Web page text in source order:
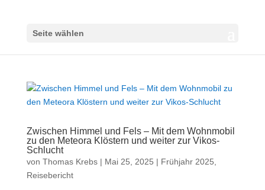
Seite wählen
Zwischen Himmel und Fels – Mit dem Wohnmobil
zu den Meteora Klöstern und weiter zur Vikos-
Schlucht
von Thomas Krebs| Mai 25, 2025 | Frühjahr 2025
Reisebericht